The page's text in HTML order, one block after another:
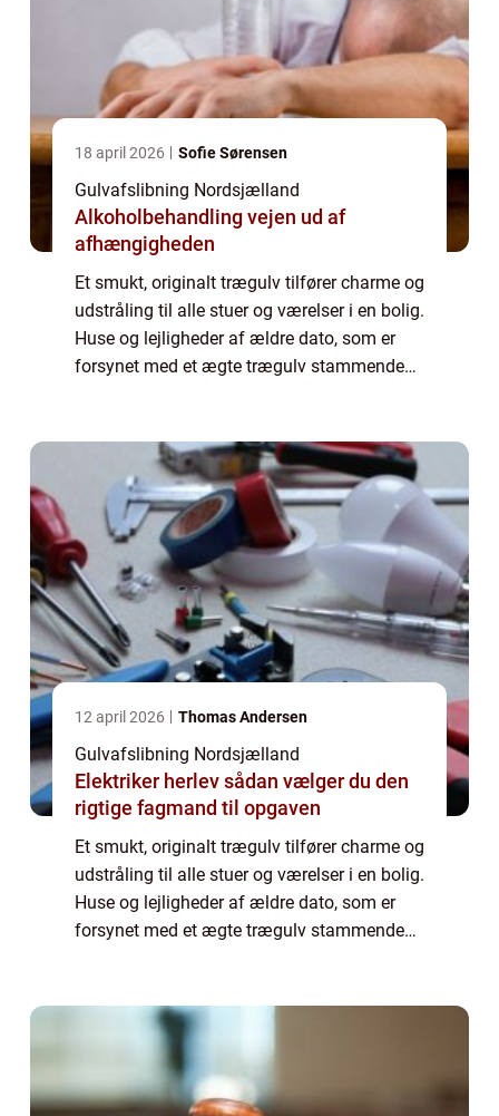
18 april 2026 Sofie Sørensen
Gulvafslibning Nordsjælland
Alkoholbehandling vejen ud af
afhængigheden
Et smukt, originalt trægulv tilfører charme og
udstråling til alle stuer og værelser i en bolig.
Huse og lejligheder af ældre dato, som er
forsynet med et ægte trægulv stammende
12 april 2026 Thomas Andersen
Gulvafslibning Nordsjælland
Elektriker herlev sådan vælger du den
rigtige fagmand til opgaven
Et smukt, originalt trægulv tilfører charme og
udstråling til alle stuer og værelser i en bolig.
Huse og lejligheder af ældre dato, som er
forsynet med et ægte trægulv stammende